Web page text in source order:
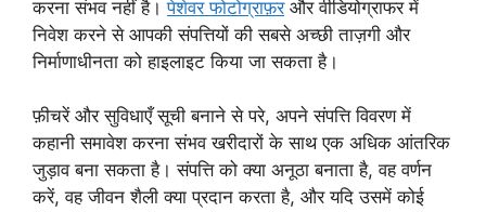
करना संभव नहीं है।पेशेवर फोटोग्राफ़रऔर वीडियोग्राफर में
निवेश करने से आपकी संपत्तियों की सबसे अच्छी ताज़गी और
निर्माणाधीनता को हाइलाइट किया जा सकता है।
फ़ीचरें और सुविधाएँ सूची बनाने से परे, अपने संपत्ति विवरण में
कहानी समावेश करना संभव खरीदारों के साथ एक अधिक आंतरिक
जुड़ाव बना सकता है। संपत्ति को क्या अनूठा बनाता है, वह वर्णन
करें, वह जीवन शैली क्या प्रदान करता है, और यदि उसमें कोई